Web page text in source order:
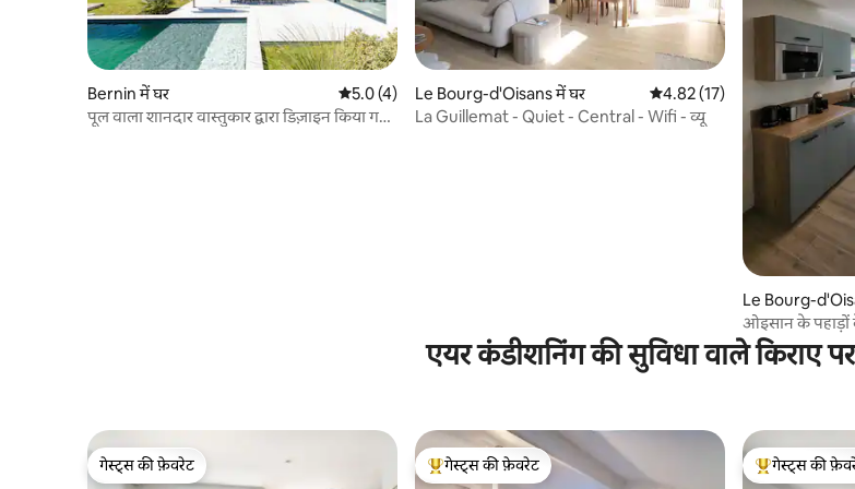
Bernin में घर औसत रेटिंग 5 में से 5.0, 4 समीक्षाएँ
5.0 (4)
पूल वाला शानदार वास्तुकार द्वारा डिज़ाइन किया गया
Le Bourg-d'Oisans में घर औसत रेटिंग 5 में से 4.82, 17
4.82 (17)
La Guillemat - Quiet - Central - Wifi - व्यू
Le Bourg-
ओइसान के पहाड़ों
एयर कंडीशनिंग की सुविधा वाले किराए
गेस्ट्स की फ़ेवरेट
गेस्ट्स की फ़ेवरेट
गेस्ट्स का टॉप फ़ेवरेट
गेस्ट्स की फ़ेवरेट
गेस्ट्स का टॉप
गेस्ट्स की